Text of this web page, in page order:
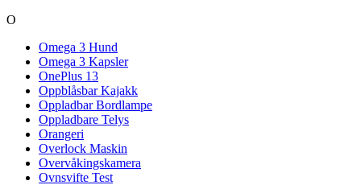
O
Omega 3 Hund
Omega 3 Kapsler
OnePlus 13
Oppblåsbar Kajakk
Oppladbar Bordlampe
Oppladbare Telys
Orangeri
Overlock Maskin
Overvåkingskamera
Ovnsvifte Test